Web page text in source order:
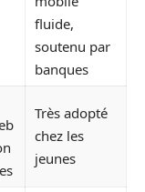
fluide,
soutenu par
banques
Très adopté
chez les
jeunes